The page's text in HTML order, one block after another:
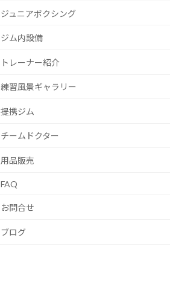
ジュニアボクシング
ジム内設備
トレーナー紹介
練習風景ギャラリー
提携ジム
チームドクター
用品販売
FAQ
お問合せ
ブログ